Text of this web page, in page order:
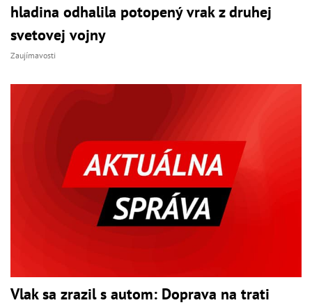
hladina odhalila potopený vrak z druhej
svetovej vojny
Zaujímavosti
Vlak sa zrazil s autom: Doprava na trati